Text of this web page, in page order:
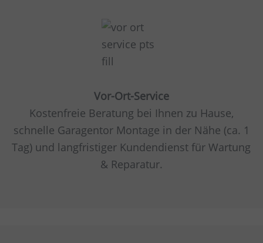
Vor-Ort-Service
Kostenfreie Beratung bei Ihnen zu Hause,
schnelle Garagentor Montage in der Nähe (ca. 1
Tag) und langfristiger Kundendienst für Wartung
& Reparatur.